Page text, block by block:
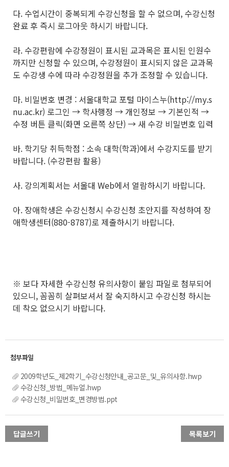
다. 수업시간이 중복되게 수강신청을 할 수 없으며, 수강신청
완료 후 즉시 로그아웃 하시기 바랍니다.
라. 수강편람에 수강정원이 표시된 교과목은 표시된 인원수
까지만 신청할 수 있으며, 수강정원이 표시되지 않은 교과목
도 수강생 수에 따라 수강정원을 추가 조정할 수 있습니다.
마. 비밀번호 변경 : 서울대학교 포털 마이스누(http://my.s
nu.ac.kr) 로그인 → 학사행정 → 개인정보 → 기본인적 →
수정 버튼 클릭(화면 오른쪽 상단) → 새 수강 비밀번호 입력
바. 학기당 취득학점 : 소속 대학(학과)에서 수강지도를 받기
바랍니다. (수강편람 활용)
사. 강의계획서는 서울대 Web에서 열람하시기 바랍니다.
아. 장애학생은 수강신청시 수강신청 초안지를 작성하여 장
애학생센터(880-8787)로 제출하시기 바랍니다.
※ 보다 자세한 수강신청 유의사항이 붙임 파일로 첨부되어
있으니, 꼼꼼히 살펴보셔서 잘 숙지하시고 수강신청 하시는
데 착오 없으시기 바랍니다.
2009학년도_제2학기_수강신청안내_공고문_및_유의사항.hwp
수강신청_방법_메뉴얼.hwp
수강신청_비밀번호_변경방법.ppt
답글쓰기 목록보기